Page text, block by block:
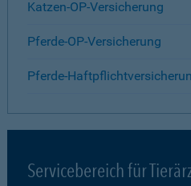
Katzen-OP-Versicherung
Pferde-OP-Versicherung
Pferde-
Servicebereich für